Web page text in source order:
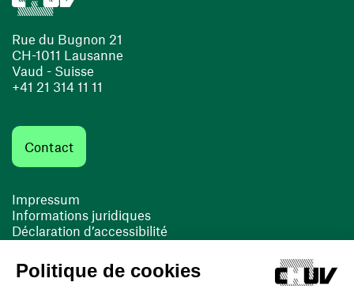
Rue du Bugnon 21
CH-1011 Lausanne
Vaud - Suisse
+41 21 314 11 11
Contact
Impressum
Informations juridiques
Déclaration d’accessibilité
Cookies